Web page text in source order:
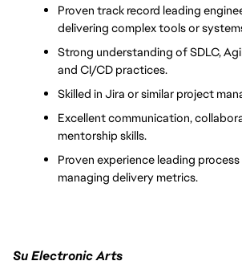
Proven track record leading
delivering complex tools or
Strong understanding of SDLC,
and CI/CD practices.
Skilled in Jira or similar project
Excellent communication,
mentorship skills.
Proven experience leading
managing delivery metrics.
Su Electronic Arts